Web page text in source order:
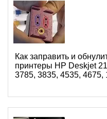
Как заправить и
принтеры HP Deskjet
3785, 3835, 4535, 4675,